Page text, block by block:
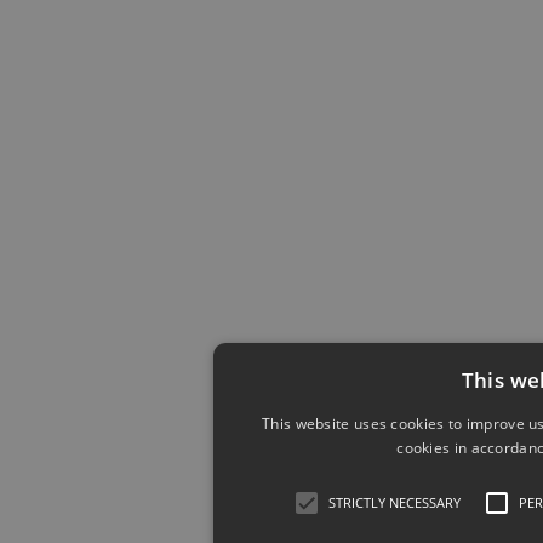
This
This website uses cookies to improve
cookies in
STRICTLY NECESSARY